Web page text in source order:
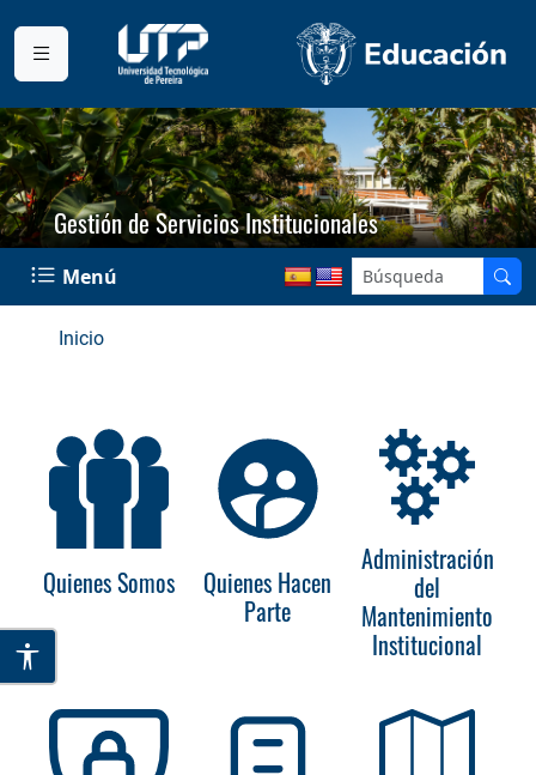
Gestión de Servicios Institucionales
Menú
Inicio
Quienes Somos
Quienes Hacen
Parte
Administración
del
Mantenimiento
Institucional